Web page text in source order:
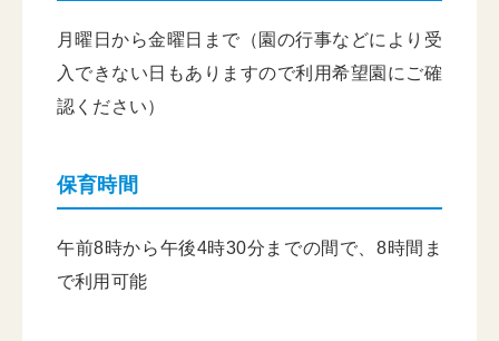
月曜日から金曜日まで（園の行事などにより受
入できない日もありますので利用希望園にご確
認ください）
保育時間
午前8時から午後4時30分までの間で、8時間ま
で利用可能